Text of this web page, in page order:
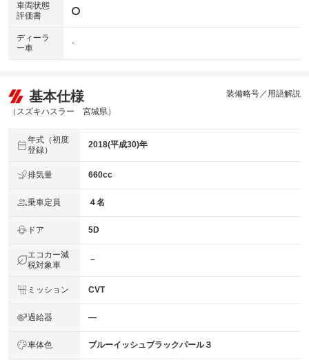
車両状態
評価書
ディーラ
ー車
-
基本仕様
（スズキハスラー 宮城県）
装備略号／用語解説
年式（初度
登録）
2018(平成30)年
排気量 660cc
乗車定員 ４名
ドア 5D
エコカー減
税対象車
－
ミッション CVT
過給器 ―
車体色 ブルーイッシュブラックパール３